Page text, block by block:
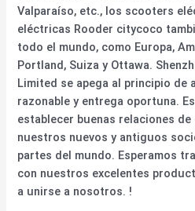
Valparaíso, etc., los scooters
eléctricas Rooder citycoco
todo el mundo, como Europa,
Portland, Suiza y Ottawa.
Limited se apega al principio de
razonable y entrega oportuna.
establecer buenas relaciones
nuestros nuevos y antiguos
partes del mundo. Esperamos
con nuestros excelentes
a unirse a nosotros. !